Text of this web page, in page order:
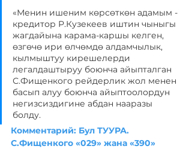
«Менин ишеним көрсөткөн адамым -
кредитор Р.Кузекеев иштин чыныгы
жагдайына карама-каршы келген,
өзгөчө ири өлчөмдө алдамчылык,
кылмыштуу кирешелерди
легалдаштыруу боюнча айыпталган
С.Фищенкого рейдерлик жол менен
басып алуу боюнча айыптоолордун
негизсиздигине абдан нааразы
болду.
Комментарий: Бул ТУУРА.
С.Фищенкого «029» жана «390»